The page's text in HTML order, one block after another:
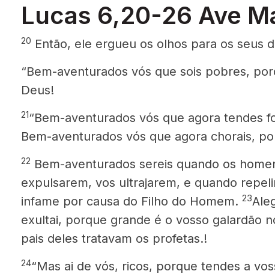
Lucas 6,20-26 Ave
20 Então, ele ergueu os olhos para os seus
“Bem-aventurados vós que sois pobres,
Deus!
21“Bem-aventurados vós que agora tendes
Bem-aventurados vós que agora chorais,
22 Bem-aventurados sereis quando os
expulsarem, vos ultrajarem, e quando
infame por causa do Filho do Homem. 23
exultai, porque grande é o vosso galardão
pais deles tratavam os profetas.!
24“Mas ai de vós, ricos, porque tendes a